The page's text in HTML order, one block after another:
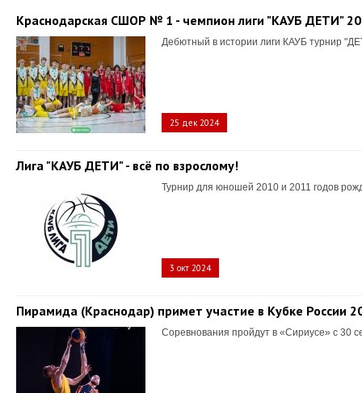
Краснодарская СШОР № 1 - чемпион лиги "КАУБ ДЕТИ"
Дебютный в истории лиги КАУБ турнир
25 дек 2024
Лига "КАУБ ДЕТИ" - всё по взрослому!
Турнир для юношей 2010 и 2011 годов
3 окт 2024
Пирамида (Краснодар) примет участие в Кубке России
Соревнования пройдут в «Сириусе» с 30